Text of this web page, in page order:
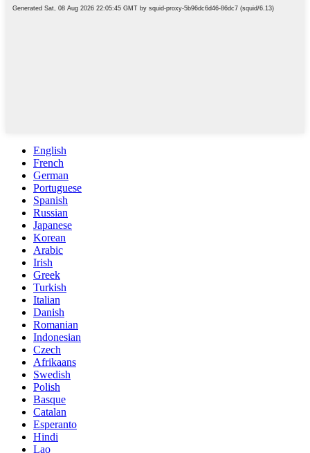
English
French
German
Portuguese
Spanish
Russian
Japanese
Korean
Arabic
Irish
Greek
Turkish
Italian
Danish
Romanian
Indonesian
Czech
Afrikaans
Swedish
Polish
Basque
Catalan
Esperanto
Hindi
Lao